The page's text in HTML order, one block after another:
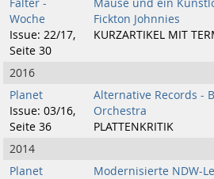
Falter -
Woche
Issue: 22/17,
Seite 30
Mäuse und ein
Fickton Johnnies
KURZARTIKEL MIT
2016
Planet
Issue: 03/16,
Seite 36
Alternative Records -
Orchestra
PLATTENKRITIK
2014
Planet
Modernisierte NDW-